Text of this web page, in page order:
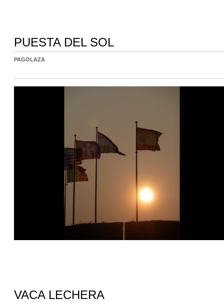
PUESTA DEL SOL
PAGOLAZA
VACA LECHERA